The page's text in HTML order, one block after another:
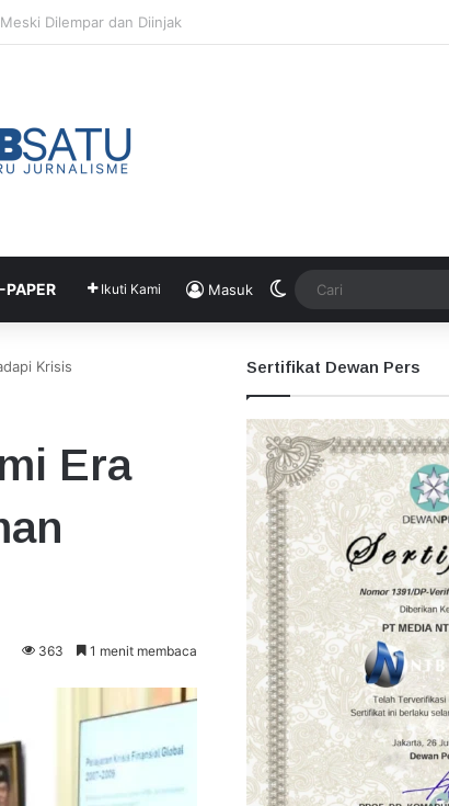
Jabatan Tak Lagi Andalkan Seleksi Terbuka
PAPER Ikuti Kami Masuk Switch skin
Krisis
Era
363 1 menit membaca
Sertifikat Dewan Pers